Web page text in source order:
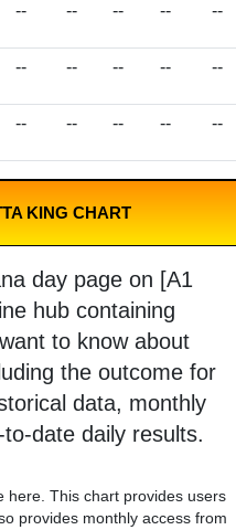
-- -- -- -- --
-- -- -- -- --
-- -- -- -- --
KING CHART
day page on [A1
hub containing
to know about
the outcome for
data, monthly
date daily results.
here. This chart provides users
provides monthly access from